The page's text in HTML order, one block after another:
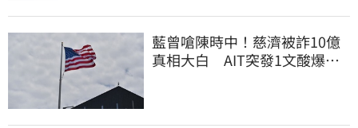
藍曾嗆陳時中！慈濟被詐10億
真相大白 AIT突發1文酸爆…